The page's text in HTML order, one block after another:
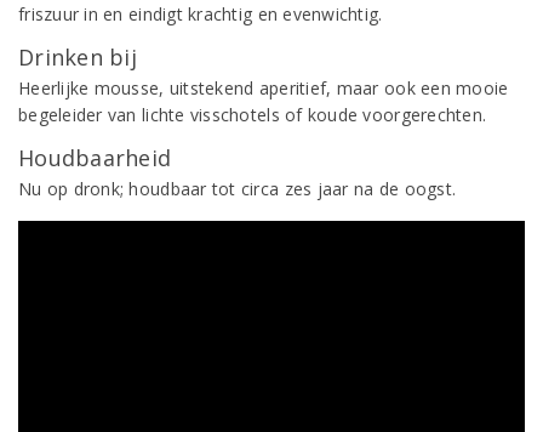
friszuur in en eindigt krachtig en evenwichtig.
Drinken bij
Heerlijke mousse, uitstekend aperitief, maar ook een mooie
begeleider van lichte visschotels of koude voorgerechten.
Houdbaarheid
Nu op dronk; houdbaar tot circa zes jaar na de oogst.